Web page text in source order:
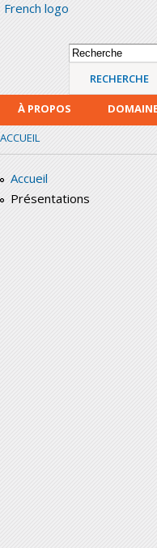
French logo
Formulaire
recherche
Recherche
À PROPOS
ACCUEIL
Accueil
Présentations